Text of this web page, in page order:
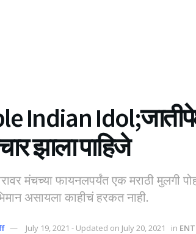
Indian
झाला पाहिजे
मंचच्या फायनलपर्यंत एक मराठी मुलगी
असायला काहीचं हरकत नाही.
July 19, 2021 - Updated on July 20, 2021 in